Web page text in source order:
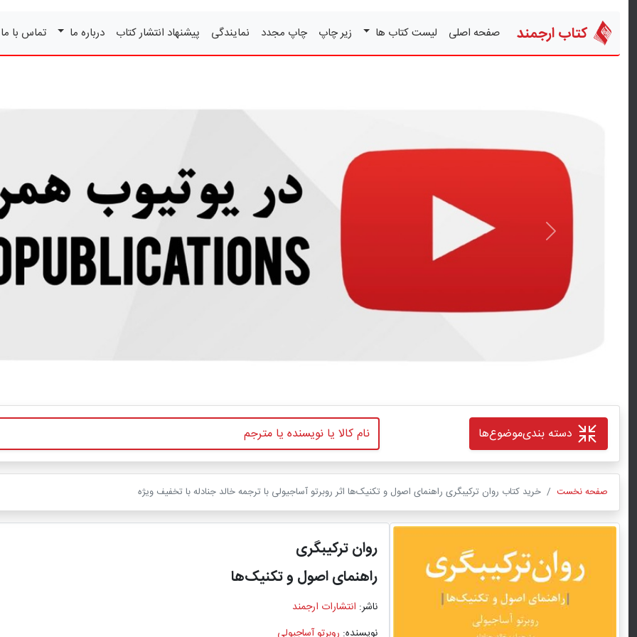
کتاب ارجمند صفحه اصلی لیست کتاب ها زیر چاپ چاپ مجدد نمایندگی پیشنهاد انتشار کتاب درباره ما تماس با
قبلی
دسته بندیموضوع‌ها
صفحه نخست خرید کتاب روان ترکیبگری راهنمای اصول و تکنیک‌ها اثر روبرتو آساجیولی با ترجمه خالد جنادله با تخفیف ویژه
روان ترکیبگری
راهنمای اصول و تکنیک‌ها
ناشر: انتشارات ارجمند
نویسنده: روبرتو آساجیولی